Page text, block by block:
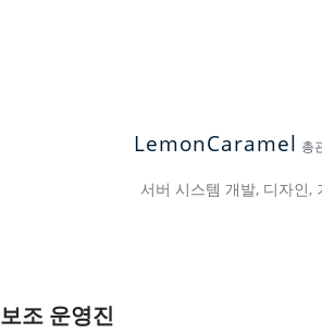
LemonCaramel 총
서버 시스템 개발, 디자인,
보조 운영진